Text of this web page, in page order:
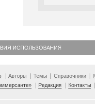
ИСПОЛЬЗОВАНИЯ
Авторы Темы Справочники
Редакция Контакты